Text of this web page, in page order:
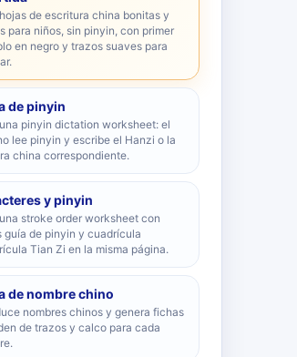
de escritura china bonitas y
para niños, sin pinyin, con primer
en negro y trazos suaves para
de pinyin
pinyin dictation worksheet: el
lee pinyin y escribe el Hanzi o la
china correspondiente.
y pinyin
stroke order worksheet con
guía de pinyin y cuadrícula
Tian Zi en la misma página.
de nombre chino
nombres chinos y genera fichas
de trazos y calco para cada